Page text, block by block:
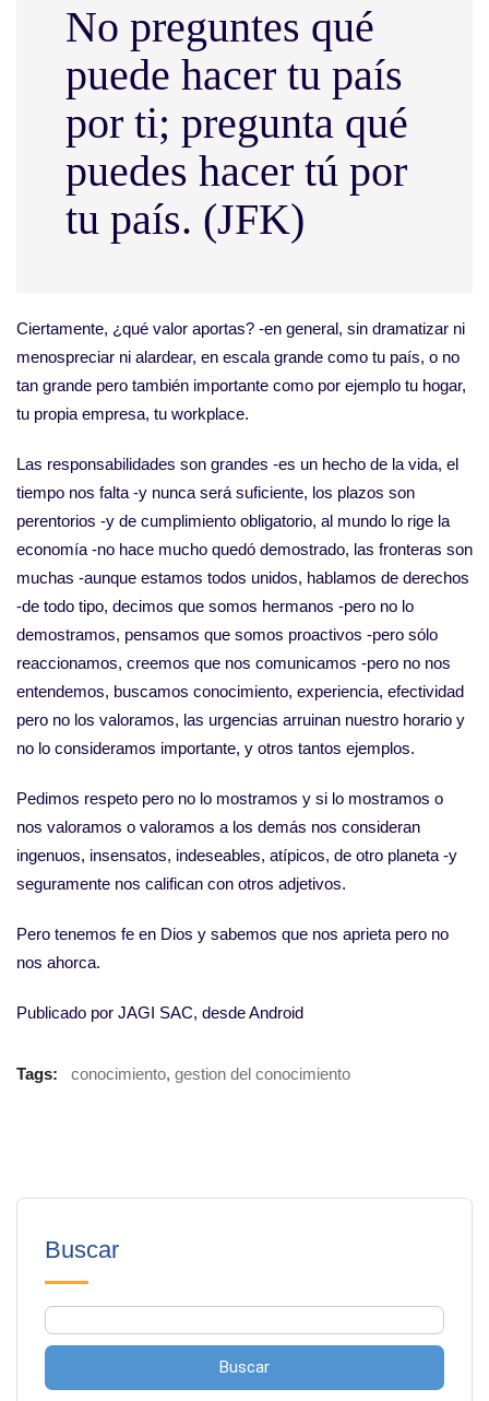
No preguntes qué
puede hacer tu país
por ti; pregunta qué
puedes hacer tú por
tu país. (JFK)
Ciertamente, ¿qué valor aportas? -en general, sin dramatizar ni
menospreciar ni alardear, en escala grande como tu país, o no
tan grande pero también importante como por ejemplo tu hogar,
tu propia empresa, tu workplace.
Las responsabilidades son grandes -es un hecho de la vida, el
tiempo nos falta -y nunca será suficiente, los plazos son
perentorios -y de cumplimiento obligatorio, al mundo lo rige la
economía -no hace mucho quedó demostrado, las fronteras son
muchas -aunque estamos todos unidos, hablamos de derechos
-de todo tipo, decimos que somos hermanos -pero no lo
demostramos, pensamos que somos proactivos -pero sólo
reaccionamos, creemos que nos comunicamos -pero no nos
entendemos, buscamos conocimiento, experiencia, efectividad
pero no los valoramos, las urgencias arruinan nuestro horario y
no lo consideramos importante, y otros tantos ejemplos.
Pedimos respeto pero no lo mostramos y si lo mostramos o
nos valoramos o valoramos a los demás nos consideran
ingenuos, insensatos, indeseables, atípicos, de otro planeta -y
seguramente nos califican con otros adjetivos.
Pero tenemos fe en Dios y sabemos que nos aprieta pero no
nos ahorca.
Publicado por JAGI SAC, desde Android
Tags: conocimiento, gestion del conocimiento
Buscar
Buscar